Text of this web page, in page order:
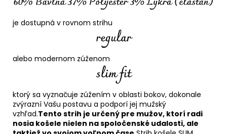
je dostupná v rovnom strihu
alebo modernom zúženom
ktorý sa vyznačuje zúžením v oblasti bokov, dokonale
zvýrazní Vašu postavu a podporí jej mužský
vzhľad.Tento strih je určený pre mužov, ktorí radi
nosia košele nielen na spoločenské udalosti, ale